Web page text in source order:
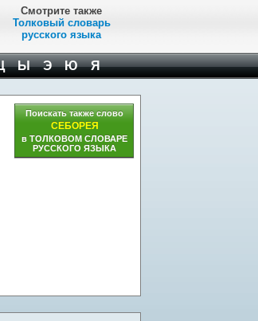
Смотрите также
Толковый словарь
русского языка
Ы Э Ю Я
Поискать также слово
СЕБОРЕЯ
в ТОЛКОВОМ СЛОВАРЕ
РУССКОГО ЯЗЫКА